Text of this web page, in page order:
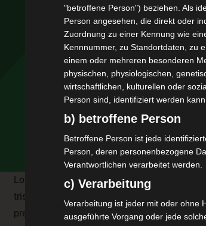
Lorem ipsum dolor sit amet, consectetur
tristique leo sed iaculis posuere. Praesent
pretium sed in quam. Mauris feugiat fringilla
"betroffene Person") beziehen. Als
Person angesehen, die direkt oder
Zuordnung zu einer Kennung wie
Kennnummer, zu Standortdaten, zu
einem oder mehreren besonderen
physischen, physiologischen,
wirtschaftlichen, kulturellen oder
Person sind, identifiziert werden kann.
b) betroffene Person
Betroffene Person ist jede
Person, deren personenbezogene
Verantwortlichen verarbeitet werden.
c) Verarbeitung
Verarbeitung ist jeder mit oder ohne
ausgeführte Vorgang oder jede